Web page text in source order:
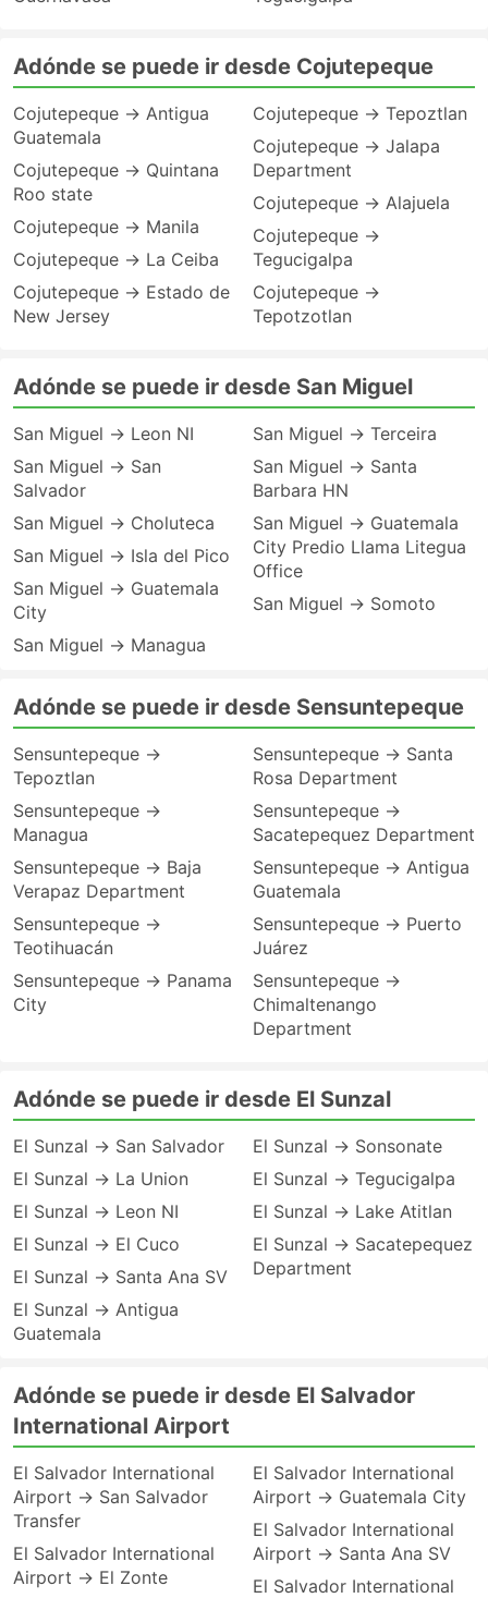
Adónde se puede ir desde Cojutepeque
Cojutepeque → Antigua
Guatemala
Cojutepeque → Quintana
Roo state
Cojutepeque → Manila
Cojutepeque → La Ceiba
Cojutepeque → Estado de
New Jersey
Cojutepeque → Tepoztlan
Cojutepeque → Jalapa
Department
Cojutepeque → Alajuela
Cojutepeque →
Tegucigalpa
Cojutepeque →
Tepotzotlan
Adónde se puede ir desde San Miguel
San Miguel → Leon NI
San Miguel → San
Salvador
San Miguel → Choluteca
San Miguel → Isla del Pico
San Miguel → Guatemala
City
San Miguel → Managua
San Miguel → Terceira
San Miguel → Santa
Barbara HN
San Miguel → Guatemala
City Predio Llama Litegua
Office
San Miguel → Somoto
Adónde se puede ir desde Sensuntepeque
Sensuntepeque →
Tepoztlan
Sensuntepeque →
Managua
Sensuntepeque → Baja
Verapaz Department
Sensuntepeque →
Teotihuacán
Sensuntepeque → Panama
City
Sensuntepeque → Santa
Rosa Department
Sensuntepeque →
Sacatepequez Department
Sensuntepeque → Antigua
Guatemala
Sensuntepeque → Puerto
Juárez
Sensuntepeque →
Chimaltenango
Department
Adónde se puede ir desde El Sunzal
El Sunzal → San Salvador
El Sunzal → La Union
El Sunzal → Leon NI
El Sunzal → El Cuco
El Sunzal → Santa Ana SV
El Sunzal → Antigua
Guatemala
El Sunzal → Sonsonate
El Sunzal → Tegucigalpa
El Sunzal → Lake Atitlan
El Sunzal → Sacatepequez
Department
Adónde se puede ir desde El Salvador
International Airport
El Salvador International
Airport → San Salvador
Transfer
El Salvador International
Airport → El Zonte
El Salvador International
Airport → Guatemala City
El Salvador International
Airport → Santa Ana SV
El Salvador International